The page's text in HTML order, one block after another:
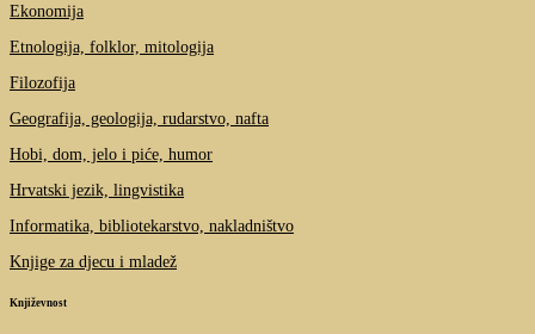
Ekonomija
Etnologija, folklor, mitologija
Filozofija
Geografija, geologija, rudarstvo, nafta
Hobi, dom, jelo i piće, humor
Hrvatski jezik, lingvistika
Informatika, bibliotekarstvo, nakladništvo
Knjige za djecu i mladež
Književnost